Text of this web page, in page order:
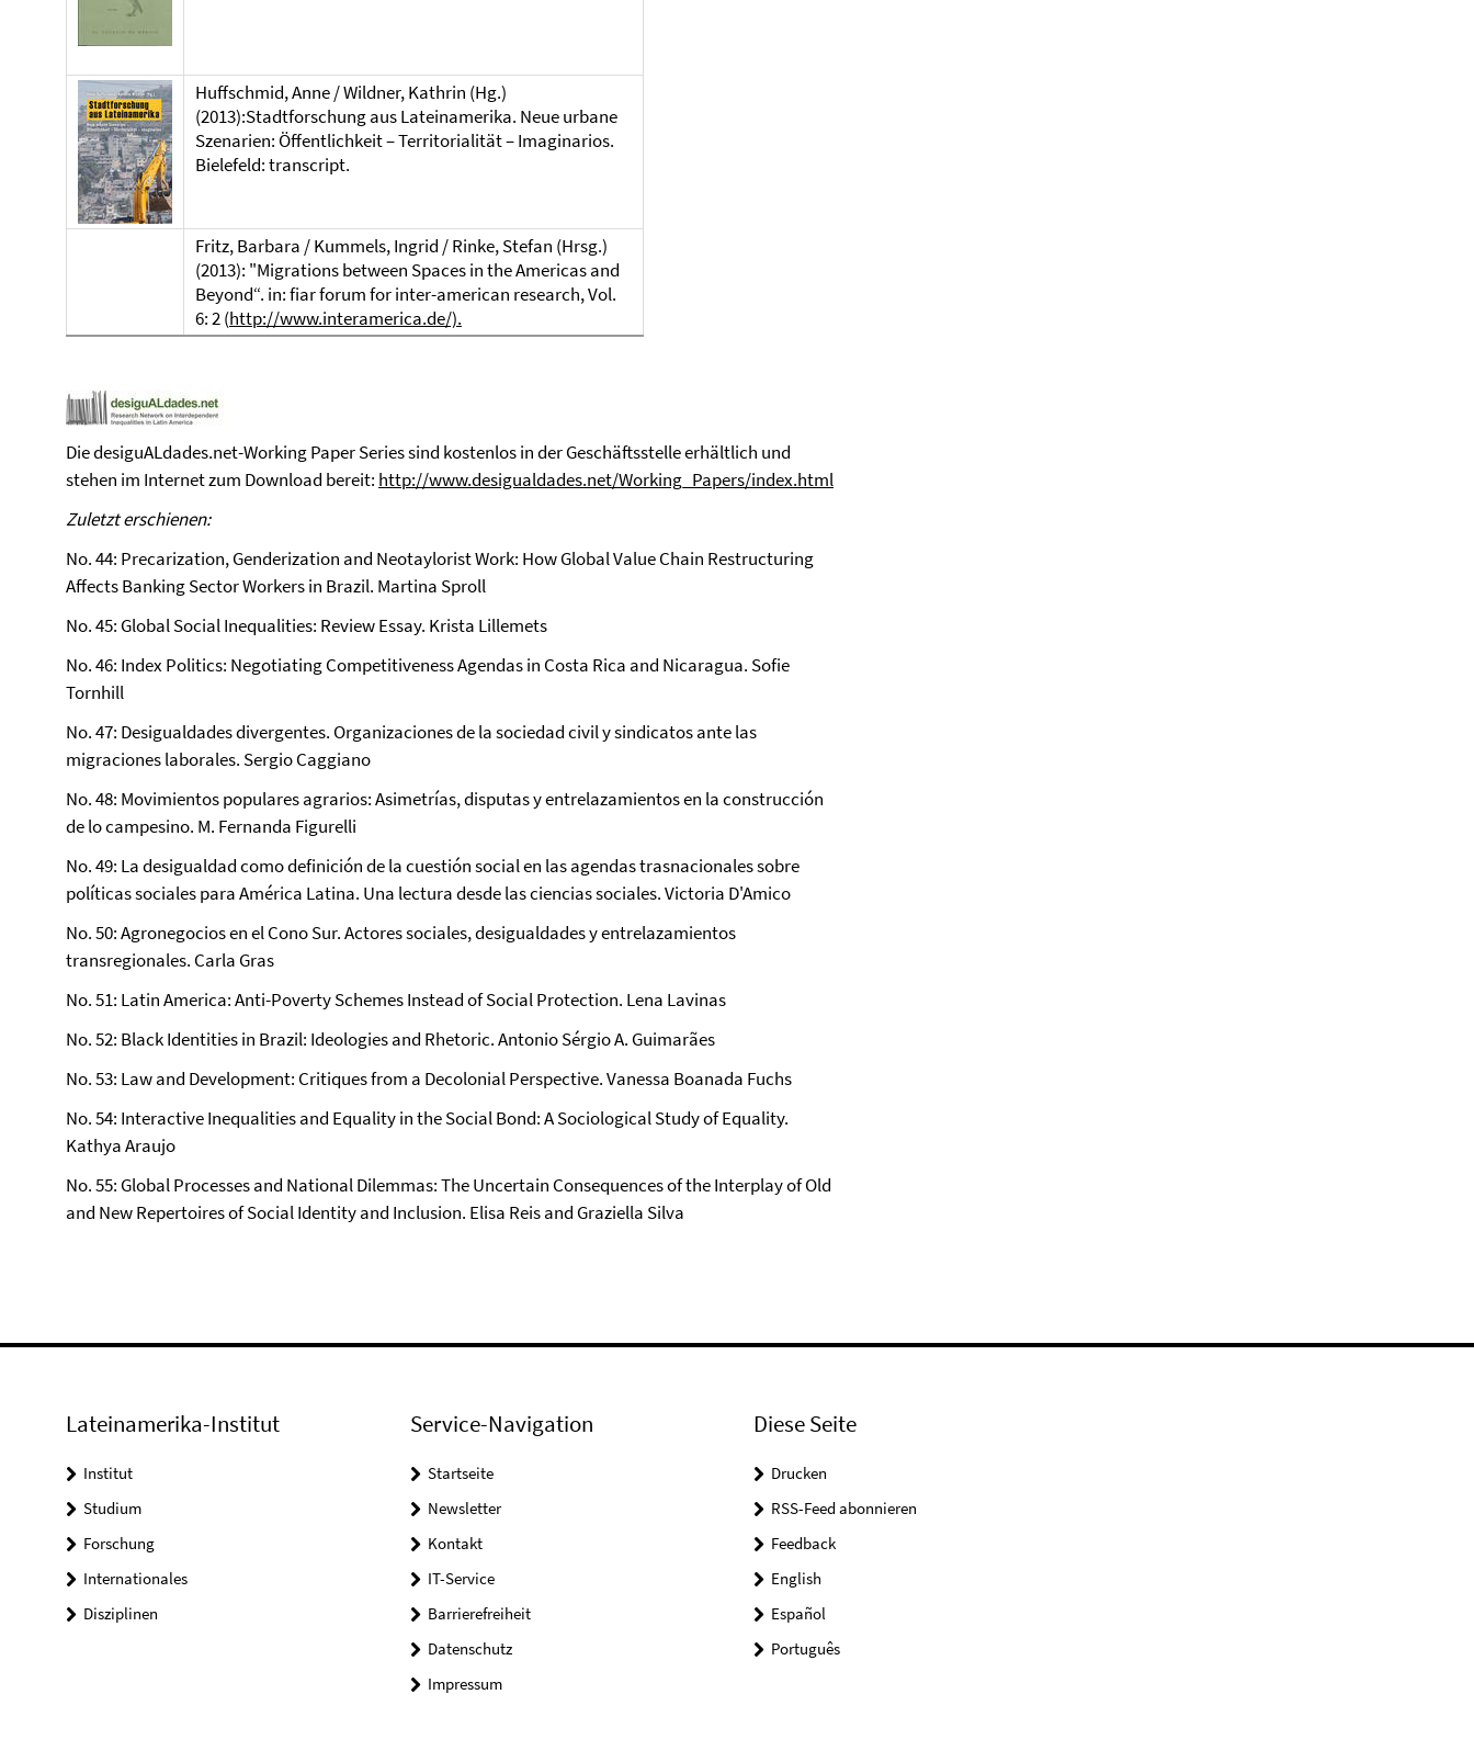
Huffschmid, Anne / Wildner, Kathrin (Hg.)
(2013):Stadtforschung aus Lateinamerika. Neue urbane
Szenarien: Öffentlichkeit – Territorialität – Imaginarios.
Bielefeld: transcript.
Fritz, Barbara / Kummels, Ingrid / Rinke, Stefan (Hrsg.)
(2013): "Migrations between Spaces in the Americas and
Beyond“. in:fiar forum for inter-american research, Vol.
6: 2 (http://www.interamerica.de/).
Die desiguALdades.net-Working Paper Series sind kostenlos in der Geschäftsstelle erhältlich und
stehen im Internet zum Download bereit: http://www.desigualdades.net/Working_Papers/index.html
Zuletzt erschienen:
No. 44: Precarization, Genderization and Neotaylorist Work: How Global Value Chain Restructuring
Affects Banking Sector Workers in Brazil. Martina Sproll
No. 45: Global Social Inequalities: Review Essay. Krista Lillemets
No. 46: Index Politics: Negotiating Competitiveness Agendas in Costa Rica and Nicaragua. Sofie
Tornhill
No. 47: Desigualdades divergentes. Organizaciones de la sociedad civil y sindicatos ante las
migraciones laborales. Sergio Caggiano
No. 48: Movimientos populares agrarios: Asimetrías, disputas y entrelazamientos en la construcción
de lo campesino. M. Fernanda Figurelli
No. 49: La desigualdad como definición de la cuestión social en las agendas trasnacionales sobre
políticas sociales para América Latina. Una lectura desde las ciencias sociales. Victoria D'Amico
No. 50: Agronegocios en el Cono Sur. Actores sociales, desigualdades y entrelazamientos
transregionales. Carla Gras
No. 51: Latin America: Anti-Poverty Schemes Instead of Social Protection. Lena Lavinas
No. 52: Black Identities in Brazil: Ideologies and Rhetoric. Antonio Sérgio A. Guimarães
No. 53: Law and Development: Critiques from a Decolonial Perspective. Vanessa Boanada Fuchs
No. 54: Interactive Inequalities and Equality in the Social Bond: A Sociological Study of Equality.
Kathya Araujo
No. 55: Global Processes and National Dilemmas: The Uncertain Consequences of the Interplay of Old
and New Repertoires of Social Identity and Inclusion. Elisa Reis and Graziella Silva
Lateinamerika-Institut
Institut
Studium
Forschung
Internationales
Disziplinen
Service-Navigation
Startseite
Newsletter
Kontakt
IT-Service
Barrierefreiheit
Datenschutz
Impressum
Diese Seite
Drucken
RSS-Feed abonnieren
Feedback
English
Español
Português